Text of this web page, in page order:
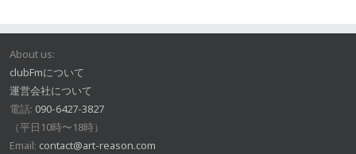
About us:
clubFmについて
運営会社について
電話: 090-6427-3827
（平日10時〜18時）
Email: contact@art-reason.com